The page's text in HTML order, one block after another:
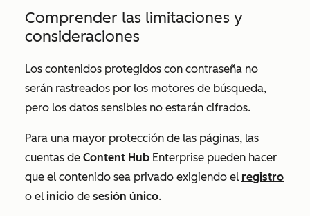
Comprender las limitaciones y
consideraciones
Los contenidos protegidos con contraseña no
serán rastreados por los motores de búsqueda,
pero los datos sensibles no estarán cifrados.
Para una mayor protección de las páginas, las
cuentas de Content Hub Enterprise pueden hacer
que el contenido sea privado exigiendo el registro
o el inicio de sesión único.